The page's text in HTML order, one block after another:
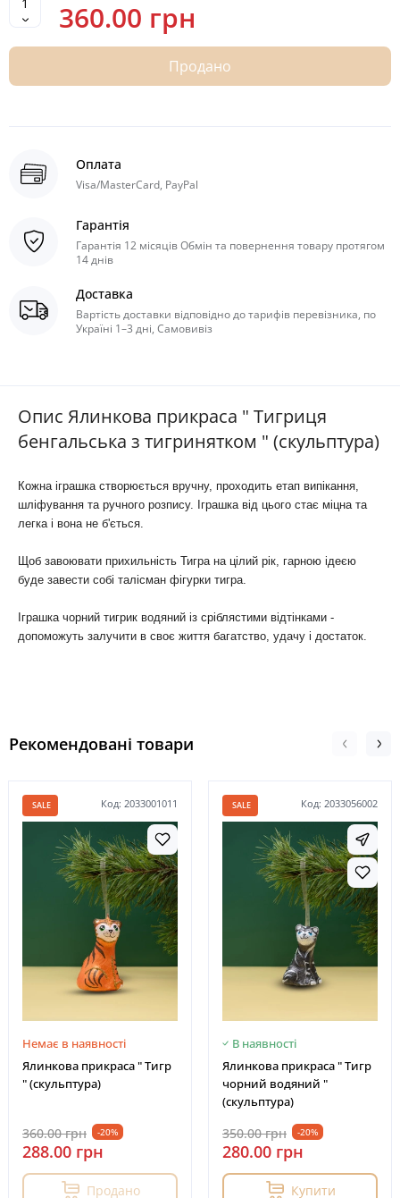
360.00 грн
Продано
Оплата
Visa/MasterCard, PayPal
Гарантія
Гарантія 12 місяців Обмін та повернення товару протягом
14 днів
Доставка
Вартість доставки відповідно до тарифів перевізника, по
Україні 1–3 дні, Самовивіз
Опис Ялинкова прикраса " Тигриця
бенгальська з тигринятком " (скульптура)
Кожна іграшка створюється вручну, проходить етап випікання,
шліфування та ручного розпису. Іграшка від цього стає міцна та
легка і вона не б'ється.
Щоб завоювати прихильність Тигра на цілий рік, гарною ідеєю
буде завести собі талісман фігурки тигра.
Іграшка чорний тигрик водяний із сріблястими відтінками -
допоможуть залучити в своє життя багатство, удачу і достаток.
Рекомендовані товари
Код: 2033001011
SALE
Немає в наявності
Ялинкова прикраса " Тигр
" (скульптура)
360.00 грн -20%
288.00 грн
Продано
Код: 2033056002
SALE
В наявності
Ялинкова прикраса " Тигр
чорний водяний "
(скульптура)
350.00 грн -20%
280.00 грн
Купити